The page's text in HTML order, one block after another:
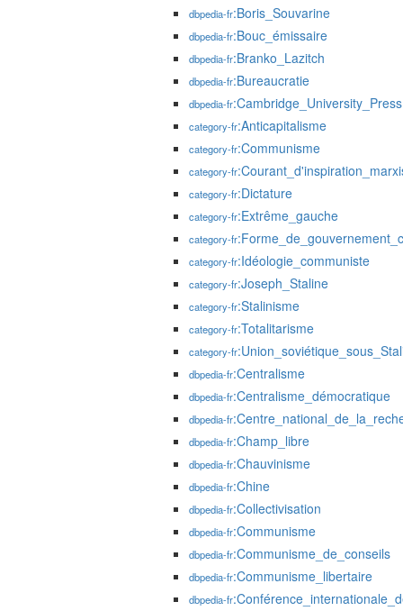
dbpedia-fr:Boris_Souvarine
dbpedia-fr:Bouc_émissaire
dbpedia-fr:Branko_Lazitch
dbpedia-fr:Bureaucratie
dbpedia-fr:Cambridge_University_Press
category-fr:Anticapitalisme
category-fr:Communisme
category-fr
category-fr:Dictature
category-fr:Extrême_gauche
category-fr
category-fr:Idéologie_communiste
category-fr:Joseph_Staline
category-fr:Stalinisme
category-fr:Totalitarisme
category-fr
dbpedia-fr:Centralisme
dbpedia-fr:Centralisme_démocratique
dbpedia-fr
dbpedia-fr:Champ_libre
dbpedia-fr:Chauvinisme
dbpedia-fr:Chine
dbpedia-fr:Collectivisation
dbpedia-fr:Communisme
dbpedia-fr:Communisme_de_conseils
dbpedia-fr:Communisme_libertaire
dbpedia-fr